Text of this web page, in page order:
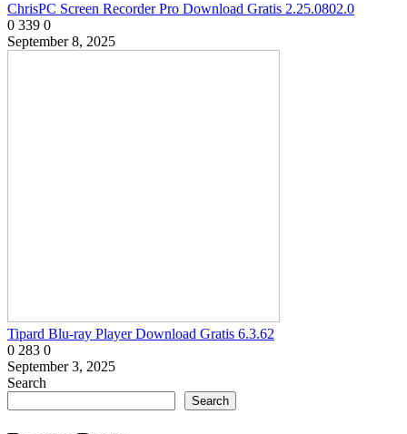
ChrisPC Screen Recorder Pro Download Gratis 2.25.0802.0
0 339 0
September 8, 2025
Tipard Blu-ray Player Download Gratis 6.3.62
0 283 0
September 3, 2025
Search
Search